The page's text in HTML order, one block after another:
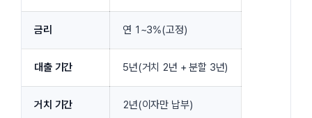
금리 연 1~3%(고정)
대출 기간 5년(거치 2년 + 분할 3년)
거치 기간 2년(이자만 납부)